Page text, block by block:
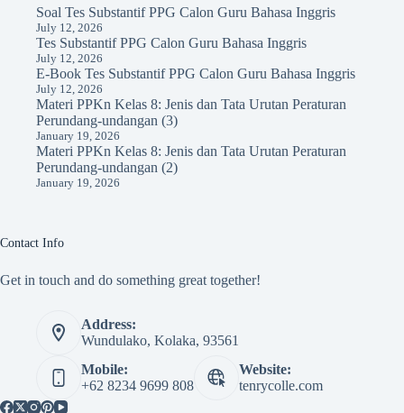
Soal Tes Substantif PPG Calon Guru Bahasa Inggris
July 12, 2026
Tes Substantif PPG Calon Guru Bahasa Inggris
July 12, 2026
E-Book Tes Substantif PPG Calon Guru Bahasa Inggris
July 12, 2026
Materi PPKn Kelas 8: Jenis dan Tata Urutan Peraturan
Perundang-undangan (3)
January 19, 2026
Materi PPKn Kelas 8: Jenis dan Tata Urutan Peraturan
Perundang-undangan (2)
January 19, 2026
Contact Info
Get in touch and do something great together!
Address:
Wundulako, Kolaka, 93561
Mobile:
+62 8234 9699 808
Website:
tenrycolle.com